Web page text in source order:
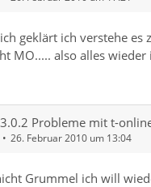
geklärt ich verstehe
MO..... also alles
Probleme mit t-
26. Februar 2010 um 13:04
Grummel ich will